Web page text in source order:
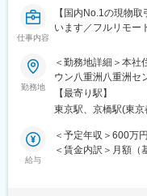
県)、福井駅(福井県
民公園前駅、新可
駅、島ノ関駅、水
駅、高田駅(奈良県)
駅前駅、後免中町駅
駅、島原船津駅、
公園駅、ひばりが丘
南駅、柴崎駅、高島
駅、坂下町駅、福井
駅、内野西が丘駅
飯田駅(長野県)、上
駅、松任駅、野町駅
吉良駅、せきてらす
磐田駅、浜北駅、天
駅、瑞穂運動場西駅
江八幡駅、彦根駅、
大学駅、峰山駅、北
仕事内容
【国内No.1の現物
います／フルリモー
■業務内容：
仮想通貨取引所を主
て、ご経験に応じて
・テスト計画の立案
・テスト設計
・テスト実行
・テスト進捗管理・
勤務地
＜勤務地詳細＞本社
ウン八重洲八重洲セ
反田駅受動喫煙対
業所（リモートワー
【最寄り駅】
東京駅、京橋駅(東
給与
＜予定年収＞600万
＜賃金内訳＞月額